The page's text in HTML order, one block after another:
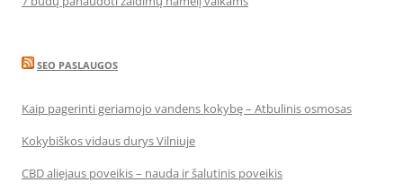
SEO PASLAUGOS
Kaip pagerinti geriamojo vandens kokybę – Atbulinis osmosas
Kokybiškos vidaus durys Vilniuje
CBD aliejaus poveikis – nauda ir šalutinis poveikis